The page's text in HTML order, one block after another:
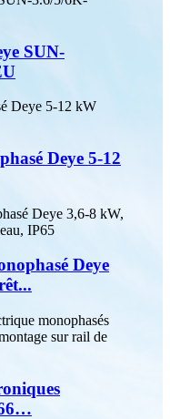
SUN-
Deye 5-12
Deye